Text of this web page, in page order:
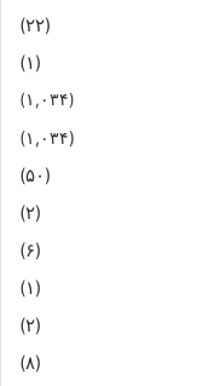
(۲۲)
(۱)
(۱,۰۳۴)
(۱,۰۳۴)
(۵۰)
(۲)
(۶)
(۱)
(۲)
(۸)